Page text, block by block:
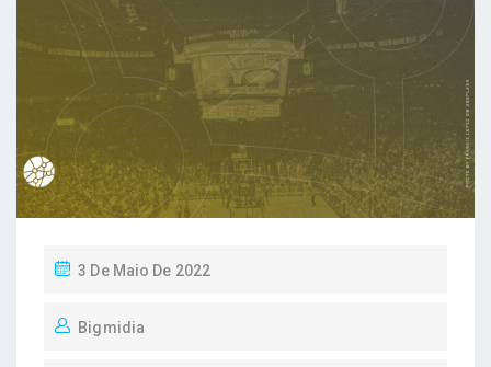
P
S
3 De Maio De 2022
Bigmidia